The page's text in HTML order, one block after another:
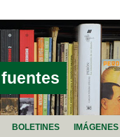
BOLETINES IMÁGENES